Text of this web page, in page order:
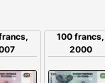
100 francs,
2000